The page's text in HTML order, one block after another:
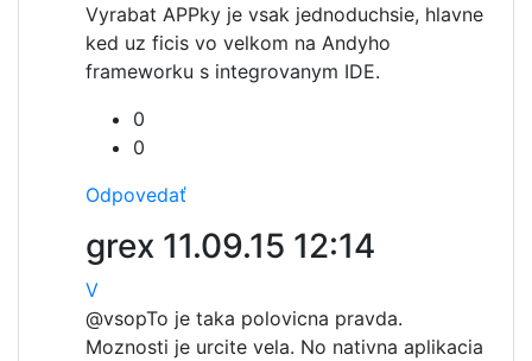
Vyrabat APPky je vsak jednoduchsie, hlavne
ked uz ficis vo velkom na Andyho
frameworku s integrovanym IDE.
0
0
Odpovedať
grex 11.09.15 12:14
V
@vsopTo je taka polovicna pravda.
Moznosti je urcite vela. No nativna aplikacia